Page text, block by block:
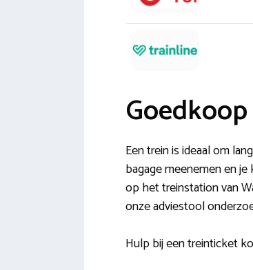
Een trein is ideaal om
bagage meenemen en
op het treinstation van
onze adviestool
Hulp bij een treinticket